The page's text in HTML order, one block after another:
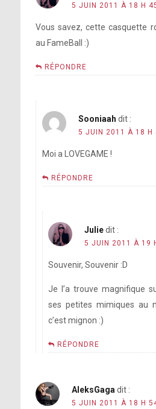
5 JUIN 2011 À 18 H
Vous savez, cette casquette
au FameBall :)
RÉPONDRE
Sooniaah dit :
5 JUIN 2011 À 18 H
Moi a LOVEGAME !
RÉPONDRE
Juliedit :
5 JUIN 2011 À 19
Souvenir, Souvenir :D
Je l’a trouve magnifique
ses petites mimiques au
c’est mignon :)
RÉPONDRE
AleksGaga dit :
5 JUIN 2011 À 18 H